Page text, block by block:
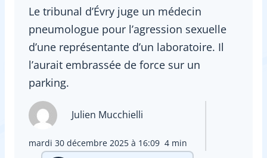
Le tribunal d’Évry juge un médecin
pneumologue pour l’agression sexuelle
d’une représentante d’un laboratoire. Il
l’aurait embrassée de force sur un
parking.
Julien Mucchielli
mardi 30 décembre 2025 à 16:09 4 min